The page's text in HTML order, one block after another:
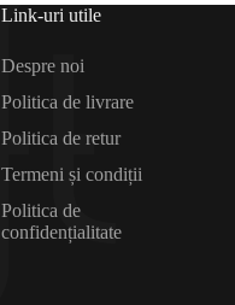
Link-uri utile
Despre noi
Politica de livrare
Politica de retur
Termeni și condiții
Politica de
confidențialitate